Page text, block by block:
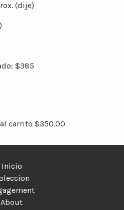
(dije)
$385
al carrito $350.00
Inicio
About